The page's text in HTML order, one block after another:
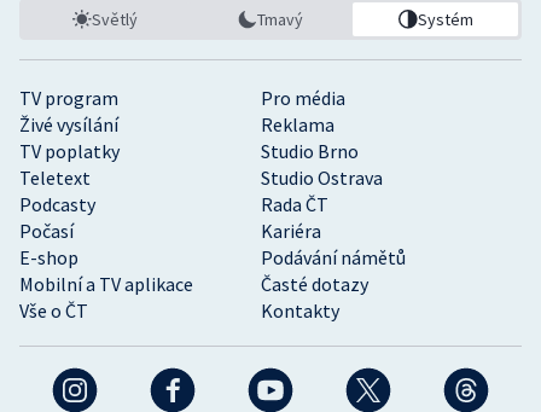
TV program
Pro média
Živé vysílání
Reklama
TV poplatky
Studio Brno
Teletext
Studio Ostrava
Podcasty
Rada ČT
Počasí
Kariéra
E-shop
Podávání námětů
Mobilní a TV aplikace
Časté dotazy
Vše o ČT
Kontakty
Světlý Tmavý Systém